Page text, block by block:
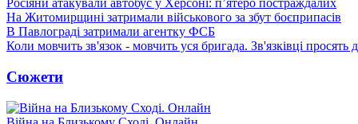
Росіяни атакували автобус у Херсоні: п’ятеро постраждалих
На Житомирщині затримали військового за збут боєприпасів
В Павлограді затримали агентку ФСБ
Коли мовчить зв'язок - мовчить уся бригада. Зв'язківці просять
Сюжети